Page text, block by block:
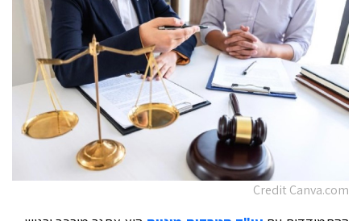
Credit Canva.com